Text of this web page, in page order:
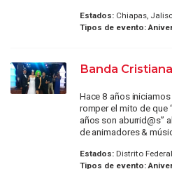
Estados:Chiapas,
Tipos de evento:
Banda
Hace 8 años
romper el mito de que
años son aburrid@s”
de animadores &
Estados:Distrito
Tipos de evento: